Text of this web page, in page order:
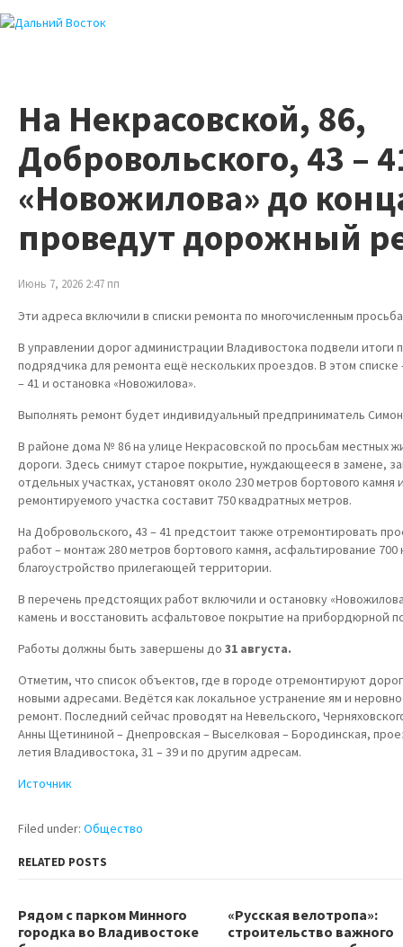
На Некрасовской, 86,
Добровольского, 43 –
«Новожилова» до
проведут дорожный
Июнь 7, 2026 2:47 пп
Эти адреса включили в списки ремонта по многочисленным
В управлении дорог администрации Владивостока подвели итоги
подрядчика для ремонта ещё нескольких проездов. В этом списке
– 41 и остановка «Новожилова».
Выполнять ремонт будет индивидуальный предприниматель
В районе дома № 86 на улице Некрасовской по просьбам местных
дороги. Здесь снимут старое покрытие, нуждающееся в замене,
отдельных участках, установят около 230 метров бортового
ремонтируемого участка составит 750 квадратных метров.
На Добровольского, 43 – 41 предстоит также отремонтировать
работ – монтаж 280 метров бортового камня, асфальтирование
благоустройство прилегающей территории.
В перечень предстоящих работ включили и остановку
камень и восстановить асфальтовое покрытие на прибордюрной
Работы должны быть завершены до 31 августа.
Отметим, что список объектов, где в городе отремонтируют
новыми адресами. Ведётся как локальное устранение ям и
ремонт. Последний сейчас проводят на Невельского,
Анны Щетининой – Днепровская – Выселковая – Бородинская,
летия Владивостока, 31 – 39 и по другим адресам.
Источник
Filed under: Общество
RELATED POSTS
Рядом с парком Минного
городка во Владивостоке
«Русская велотропа»:
строительство важного